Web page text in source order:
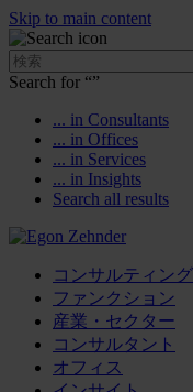
Skip to main content
Search for “”
... in Consultants
... in Offices
... in Services
... in Insights
Search all results
コンサルティン
ファンクション
産業・セクター
コンサルタント
オフィス